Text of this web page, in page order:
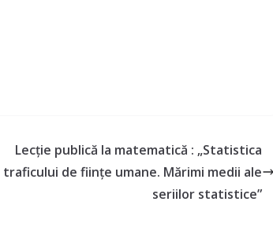
Lecție publică la matematică : „Statistica
traficului de ființe umane. Mărimi medii ale
seriilor statistice”